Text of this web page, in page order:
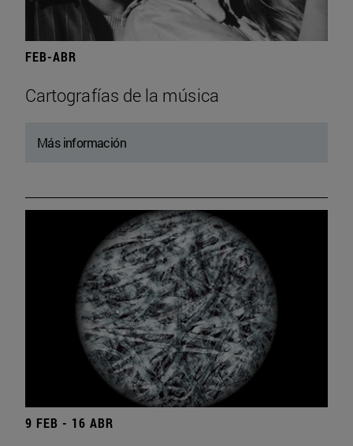
FEB-ABR
Cartografías de la música
Más información
9 FEB - 16 ABR